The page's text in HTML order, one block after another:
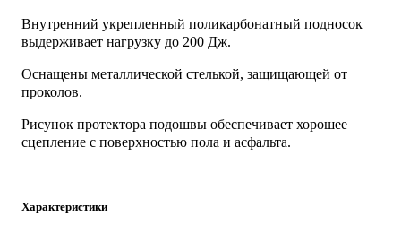
Внутренний укрепленный поликарбонатный подносок
выдерживает нагрузку до 200 Дж.
Оснащены металлической стелькой, защищающей от
проколов.
Рисунок протектора подошвы обеспечивает хорошее
сцепление с поверхностью пола и асфальта.
Характеристики